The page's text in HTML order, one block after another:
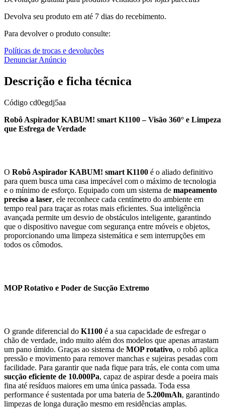
Devolva seu produto em até 7 dias do recebimento.
Para devolver o produto consulte:
Políticas de trocas e devoluções
Denunciar Anúncio
Descrição e ficha técnica
Código cd0egdj5aa
Robô Aspirador KABUM! smart K1100 – Visão 360° e Limpeza
que Esfrega de Verdade
O Robô Aspirador KABUM! smart K1100 é o aliado definitivo
para quem busca uma casa impecável com o máximo de tecnologia
e o mínimo de esforço. Equipado com um sistema de mapeamento
preciso a laser, ele reconhece cada centímetro do ambiente em
tempo real para traçar as rotas mais eficientes. Sua inteligência
avançada permite um desvio de obstáculos inteligente, garantindo
que o dispositivo navegue com segurança entre móveis e objetos,
proporcionando uma limpeza sistemática e sem interrupções em
todos os cômodos.
MOP Rotativo e Poder de Sucção Extremo
O grande diferencial do K1100 é a sua capacidade de esfregar o
chão de verdade, indo muito além dos modelos que apenas arrastam
um pano úmido. Graças ao sistema de MOP rotativo, o robô aplica
pressão e movimento para remover manchas e sujeiras pesadas com
facilidade. Para garantir que nada fique para trás, ele conta com uma
sucção eficiente de 10.000Pa, capaz de aspirar desde a poeira mais
fina até resíduos maiores em uma única passada. Toda essa
performance é sustentada por uma bateria de 5.200mAh, garantindo
limpezas de longa duração mesmo em residências amplas.